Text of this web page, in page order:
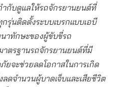
กับดูแลให้รถจักรยานยนต์ที่
รุ่นติดตั้งระบบเบรกแบบเอบี
าทักษะของผู้ขับขี่รถ
าตรฐานรถจักรยานยนต์ที่มี
จะช่วยลดโอกาสในการเกิด
ดจำนวนผู้บาดเจ็บและเสียชีวิต